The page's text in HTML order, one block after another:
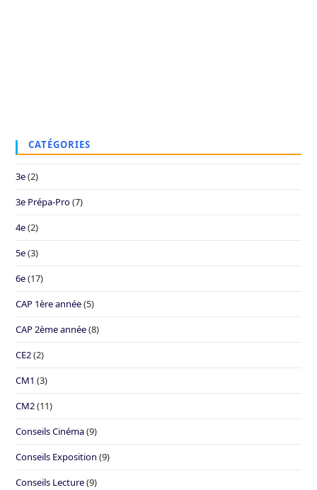
CATÉGORIES
3e(2)
3e Prépa-Pro(7)
4e(2)
5e(3)
6e(17)
CAP 1ère année(5)
CAP 2ème année(8)
CE2(2)
CM1 (3)
CM2(11)
Conseils Cinéma(9)
Conseils Exposition (9)
Conseils Lecture(9)